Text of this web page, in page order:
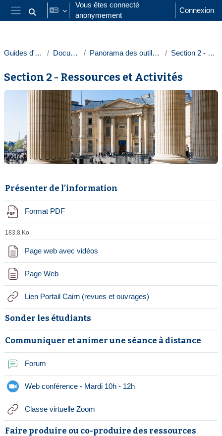
Passer au contenu principal
Panneau latéral
Activer/désactiver la saisie de recherche
Vous êtes connecté
anonymement
Connexion
Guides d'utilisation des EPI Documentation SUN Panorama des outils-services numériques à Paris 1 Section 2 - Ressources et Activités
Section 2 - Ressources et Activités
Présenter de l’information
Format PDF
183.8 Ko
Page web avec vidéos
Page Web
Lien Portail Cairn (revues et ouvrages)
Sonder les étudiants
Communiquer et animer une séance à distance
Forum
Web conférence - Mardi 10h - 12hRéunion Zoom
Classe virtuelle Zoom
Faire produire ou co-produire des ressources